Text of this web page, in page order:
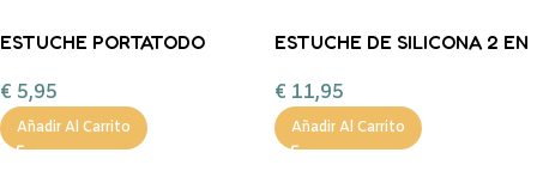
ESTUCHE PORTATODO
AGUACATE
€ 5,95
Añadir Al Carrito
ESTUCHE DE SILICONA 2 EN
€ 11,95
Añadir Al Carrito